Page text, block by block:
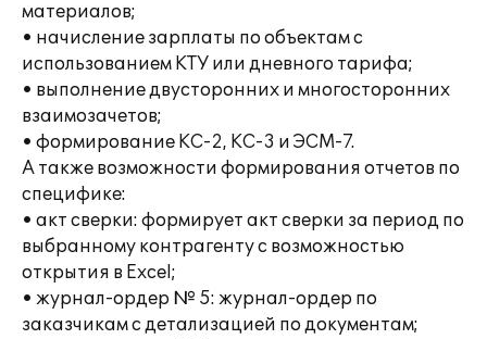
материалов;
• начисление зарплаты по объектам с
использованием КТУ или дневного тарифа;
• выполнение двусторонних и многосторонних
взаимозачетов;
• формирование КС-2, КС-3 и ЭСМ-7.
А также возможности формирования отчетов по
специфике:
• акт сверки: формирует акт сверки за период по
выбранному контрагенту с возможностью
открытия в Excel;
• журнал-ордер № 5: журнал-ордер по
заказчикам с детализацией по документам;